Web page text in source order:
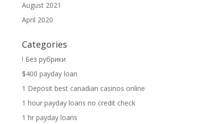
August 2021
April 2020
Categories
! Без рубрики
$400 payday loan
1 Deposit best canadian casinos online
1 hour payday loans no credit check
1 hr payday loans